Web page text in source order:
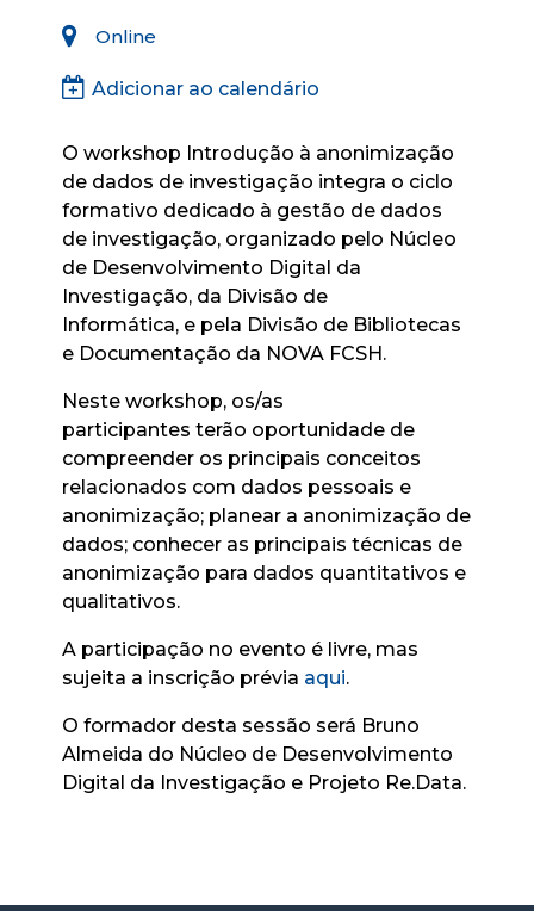
Online
Adicionar ao calendário
O workshop Introdução à anonimização
de dados de investigação integra o ciclo
formativo dedicado à gestão de dados
de investigação, organizado pelo Núcleo
de Desenvolvimento Digital da
Investigação, da Divisão de
Informática, e pela Divisão de Bibliotecas
e Documentação da NOVA FCSH.
Neste workshop, os/as
participantes terão oportunidade de
compreender os principais conceitos
relacionados com dados pessoais e
anonimização; planear a anonimização de
dados; conhecer as principais técnicas de
anonimização para dados quantitativos e
qualitativos.
A participação no evento é livre, mas
sujeita a inscrição prévia aqui.
O formador desta sessão será Bruno
Almeida do Núcleo de Desenvolvimento
Digital da Investigação e Projeto Re.Data.